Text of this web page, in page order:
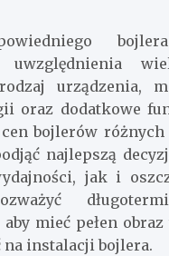
uwzględnienia
urządzenia,
oraz dodatkowe
bojlerów
najlepszą
jak i
mieć pełen
na instalacji bojlera.